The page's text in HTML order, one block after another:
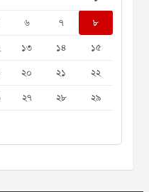
৬ ৭
৮
১৩ ১৪
১৫
২০ ২১
২২
২৭ ২৮
২৯